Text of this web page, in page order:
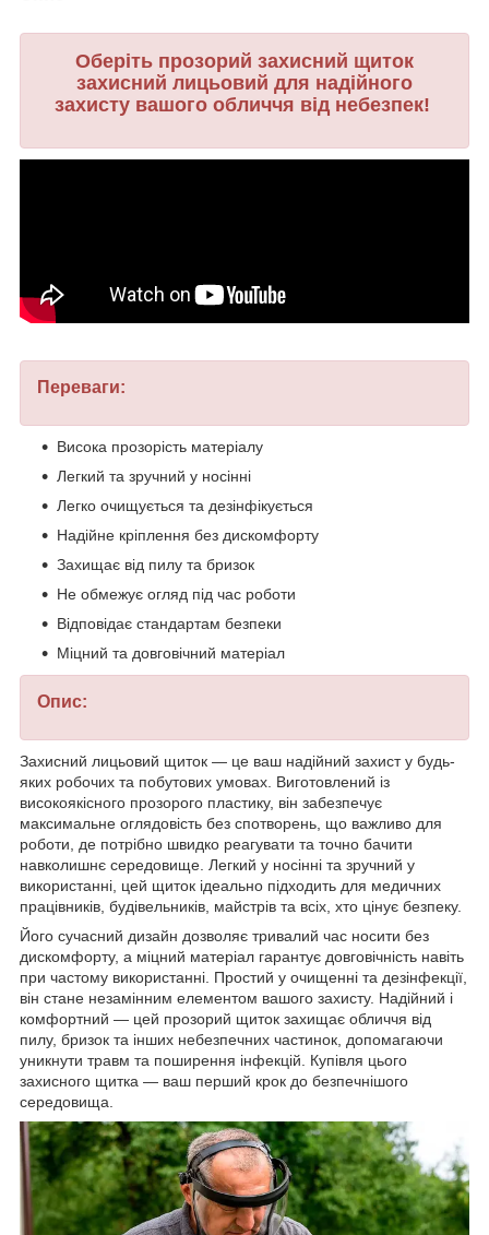
Оберіть прозорий захисний щиток
захисний лицьовий для надійного
захисту вашого обличчя від небезпек!
Переваги:
Висока прозорість матеріалу
Легкий та зручний у носінні
Легко очищується та дезінфікується
Надійне кріплення без дискомфорту
Захищає від пилу та бризок
Не обмежує огляд під час роботи
Відповідає стандартам безпеки
Міцний та довговічний матеріал
Опис:
Захисний лицьовий щиток — це ваш надійний захист у будь-
яких робочих та побутових умовах. Виготовлений із
високоякісного прозорого пластику, він забезпечує
максимальне оглядовість без спотворень, що важливо для
роботи, де потрібно швидко реагувати та точно бачити
навколишнє середовище. Легкий у носінні та зручний у
використанні, цей щиток ідеально підходить для медичних
працівників, будівельників, майстрів та всіх, хто цінує безпеку.
Його сучасний дизайн дозволяє тривалий час носити без
дискомфорту, а міцний матеріал гарантує довговічність навіть
при частому використанні. Простий у очищенні та дезінфекції,
він стане незамінним елементом вашого захисту. Надійний і
комфортний — цей прозорий щиток захищає обличчя від
пилу, бризок та інших небезпечних частинок, допомагаючи
уникнути травм та поширення інфекцій. Купівля цього
захисного щитка — ваш перший крок до безпечнішого
середовища.